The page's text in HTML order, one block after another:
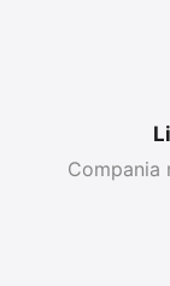
Apple iPhone
Compania